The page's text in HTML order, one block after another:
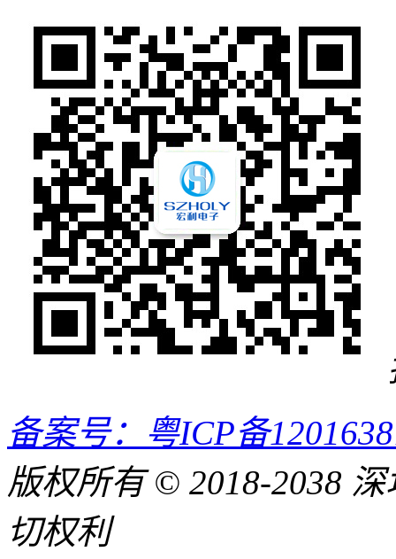
备案号：粤ICP备
版权所有 © 2018-2038
切权利